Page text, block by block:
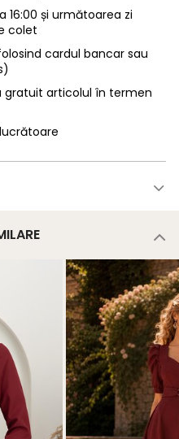
16:00 și următoarea zi
colet
cardul bancar sau
gratuit articolul în termen